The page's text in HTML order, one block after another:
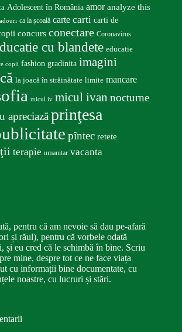
Adolescent în România amor analyze this
ca la școală carte carti carti de
concurs conectare Coronavirus
cu blandete educatie
copii fashion gradinita imagini
la joacă în străinătate limite mancare
micul iv micul ivan nocturne
apreciazăprinţesa
pîntec retete
terapie umanitar vacanta
pentru că am nevoie să dau pe-afară
și răul), pentru că vorbele odată
și eu cred că le schimbă în bine. Scriu
mine, despre tot ce ne face viața
cu informații bine documentate, cu
noastre, cu lucruri și stări.